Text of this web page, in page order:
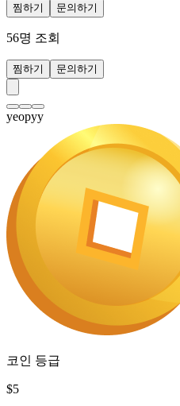
찜하기 문의하기
56명 조회
찜하기 문의하기
yeopyy
코인 등급
$5